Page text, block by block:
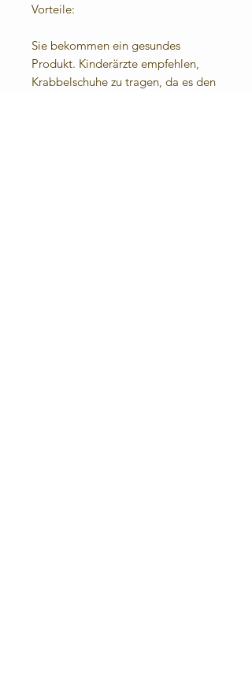
Vorteile:
Sie bekommen ein gesundes
Produkt. Kinderärzte empfehlen,
Krabbelschuhe zu tragen, da es den